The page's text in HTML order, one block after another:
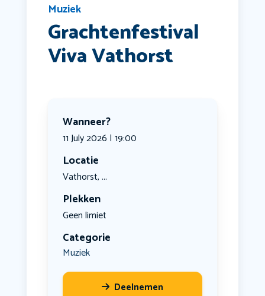
Muziek
Grachtenfestival
Viva Vathorst
Wanneer?
11 July 2026 | 19:00
Locatie
Vathorst, ...
Plekken
Geen limiet
Categorie
Muziek
Deelnemen